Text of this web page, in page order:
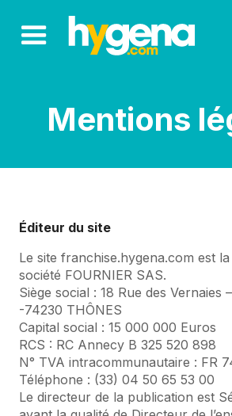
Mentions
Éditeur du site
Le site franchise.hygena.com est
société FOURNIER SAS.
Siège social : 18 Rue des Vernaies
-74230 THÔNES
Capital social : 15 000 000 Euros
RCS : RC Annecy B 325 520 898
N° TVA intracommunautaire : FR
Téléphone : (33) 04 50 65 53 00
Le directeur de la publication est